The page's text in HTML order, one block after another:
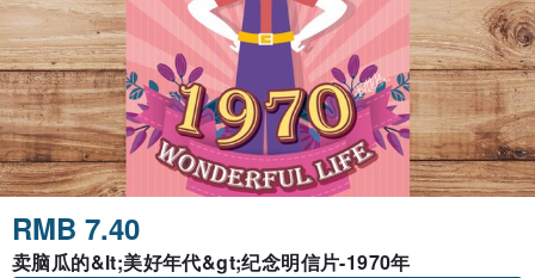
RMB 7.40
卖脑瓜的&lt;美好年代&gt;纪念明信片-1970年